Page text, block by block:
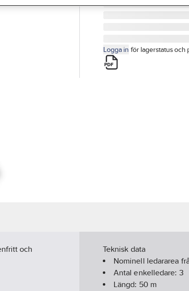
Logga in för lagerstatus och
och
Teknisk data
Nominell ledararea
Antal enkelledare: 3
Längd: 50 m